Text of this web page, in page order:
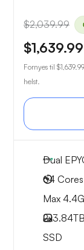
$2,039.99
$1,639.99
Fornyes til $1,639.99
helst.
Dual
64
Max
2x3.84TB
SSD